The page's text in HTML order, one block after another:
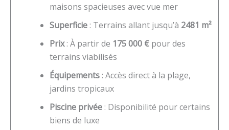
maisons spacieuses avec vue mer
Superficie : Terrains allant jusqu’à 2481 m²
Prix: À partir de 175 000 € pour des
terrains viabilisés
Équipements : Accès direct à la plage,
jardins tropicaux
Piscine privée : Disponibilité pour certains
biens de luxe